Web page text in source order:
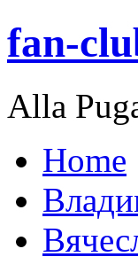
fan-
Alla
Home